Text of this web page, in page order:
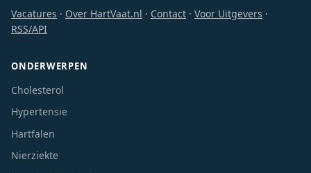
Vacatures · Over HartVaat.nl · Contact · Voor Uitgevers ·
RSS/API
ONDERWERPEN
Cholesterol
Hypertensie
Hartfalen
Nierziekte